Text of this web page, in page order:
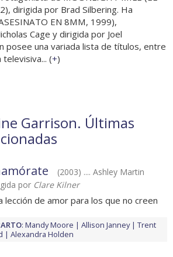
dirigida por Brad Silbering. Ha
EN 8MM, 1999),
Cage y dirigida por Joel
posee una variada lista de títulos, entre
(+)
Garrison. Últimas
(2003) .... Ashley Martin
por Clare Kilner
lección de amor para los que no creen
: Mandy Moore Allison Janney
Trent
Alexandra Holden